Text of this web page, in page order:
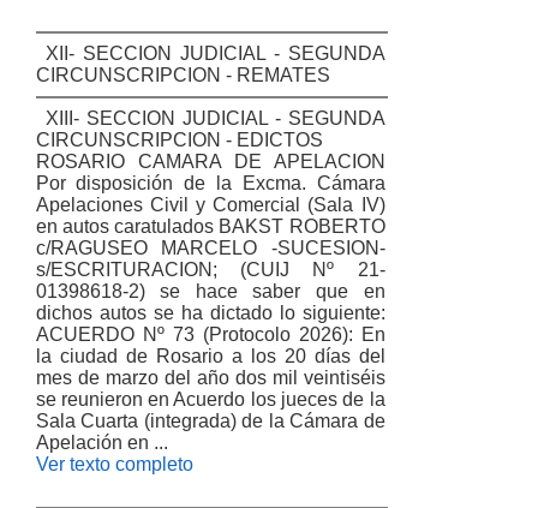
XII- SECCION JUDICIAL - SEGUNDA
CIRCUNSCRIPCION - REMATES
XIII- SECCION JUDICIAL - SEGUNDA
CIRCUNSCRIPCION - EDICTOS
ROSARIO CAMARA DE APELACION
Por disposición de la Excma. Cámara
Apelaciones Civil y Comercial (Sala IV)
en autos caratulados BAKST ROBERTO
c/RAGUSEO MARCELO -SUCESION-
s/ESCRITURACION; (CUIJ Nº 21-
01398618-2) se hace saber que en
dichos autos se ha dictado lo siguiente:
ACUERDO Nº 73 (Protocolo 2026): En
la ciudad de Rosario a los 20 días del
mes de marzo del año dos mil veintiséis
se reunieron en Acuerdo los jueces de la
Sala Cuarta (integrada) de la Cámara de
Apelación en ...
Ver texto completo